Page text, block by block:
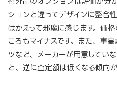
ションと違ってデザインに整合
はかえって邪魔に感じます。価
ころもマイナスです。また、車
ツなど、メーカーが用意してい
と、逆に査定額は低くなる傾向が